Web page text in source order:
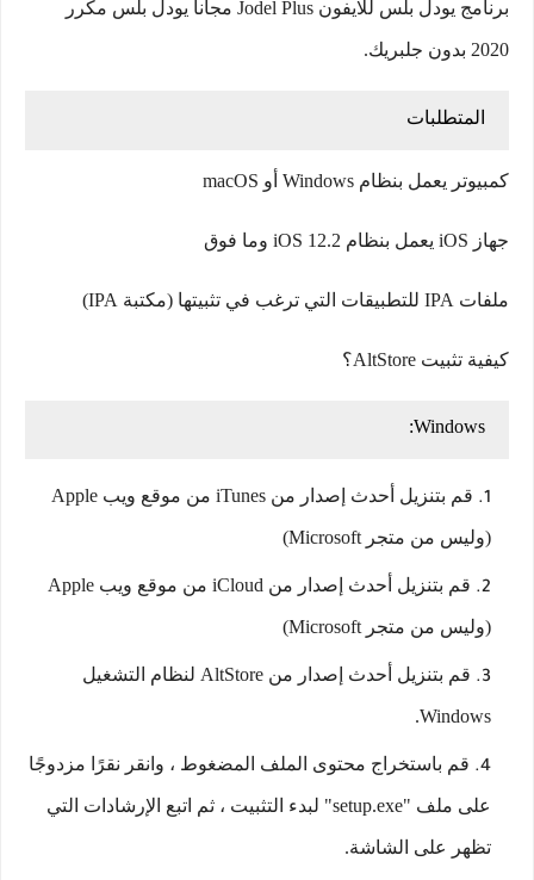
برنامج يودل بلس للايفون Jodel Plus مجانا يودل بلس مكرر
2020 بدون جلبريك.
المتطلبات
كمبيوتر يعمل بنظام Windows أو macOS
جهاز iOS يعمل بنظام iOS 12.2 وما فوق
ملفات IPA للتطبيقات التي ترغب في تثبيتها (مكتبة IPA)
كيفية تثبيت AltStore؟
Windows:
قم بتنزيل أحدث إصدار من iTunes من موقع ويب Apple
(وليس من متجر Microsoft)
قم بتنزيل أحدث إصدار من iCloud من موقع ويب Apple
(وليس من متجر Microsoft)
قم بتنزيل أحدث إصدار من AltStore لنظام التشغيل
Windows.
قم باستخراج محتوى الملف المضغوط ، وانقر نقرًا مزدوجًا
على ملف "setup.exe" لبدء التثبيت ، ثم اتبع الإرشادات التي
تظهر على الشاشة.